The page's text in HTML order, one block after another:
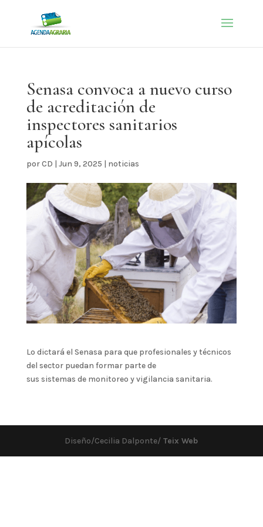
Senasa convoca a nuevo curso
de acreditación de
inspectores sanitarios
apícolas
porCD | Jun 9, 2025 | noticias
Lo dictará el Senasa para que profesionales y técnicos
del sector puedan formar parte de
sus sistemas de monitoreo y vigilancia sanitaria.
Diseño/Cecilia Dalponte/ Teix Web